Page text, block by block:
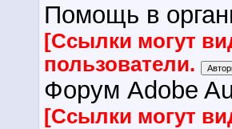
Помощь в
[Ссылки могут
пользователи.
Форум Adobe
[Ссылки могут